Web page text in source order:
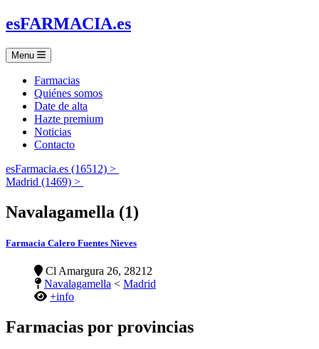
esFARMACIA.es
Menu
Farmacias
Quiénes somos
Date de alta
Hazte premium
Noticias
Contacto
esFarmacia.es (16512) >
Madrid (1469) >
Navalagamella (1)
Farmacia Calero Fuentes Nieves
Cl Amargura 26, 28212
Navalagamella < Madrid
+info
Farmacias por provincias